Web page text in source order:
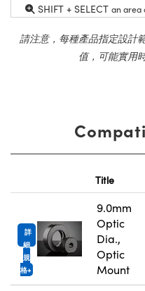
SHIFT + SELECT an area
請注意，每種產品指定設計
值，可能實用
Title
詳
細
規
格
9.0mm
Optic
Dia.,
Optic
Mount